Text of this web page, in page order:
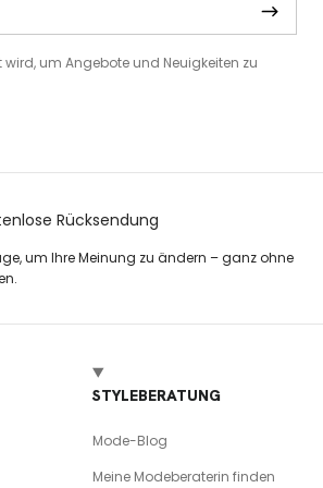
um Angebote und Neuigkeiten zu
Rücksendung
um Ihre Meinung zu ändern – ganz ohne
STYLEBERATUNG
Mode-Blog
Meine Modeberaterin finden